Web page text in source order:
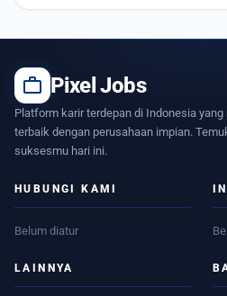
work Pixel Jobs
Platform karir terdepan di Indonesia
terbaik dengan perusahaan impian.
suksesmu hari ini.
HUBUNGI KAMI
Belum diatur
LAINNYA